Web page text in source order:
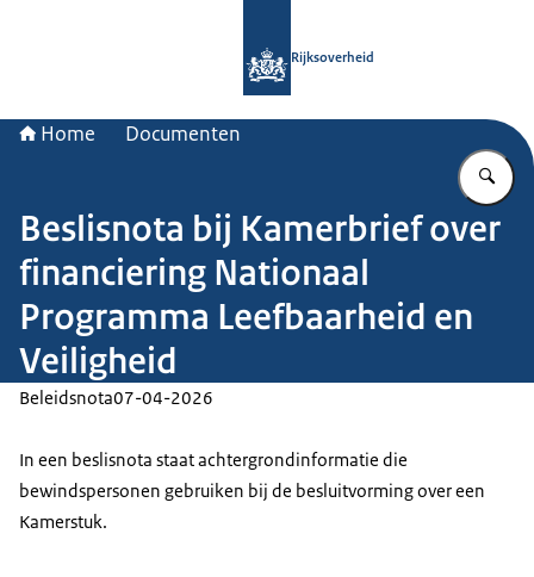
Rijksoverheid
Home Documenten
Beslisnota bij Kamerbrief over
financiering Nationaal
Programma Leefbaarheid en
Veiligheid
Beleidsnota07-04-2026
In een beslisnota staat achtergrondinformatie die
bewindspersonen gebruiken bij de besluitvorming over een
Kamerstuk.